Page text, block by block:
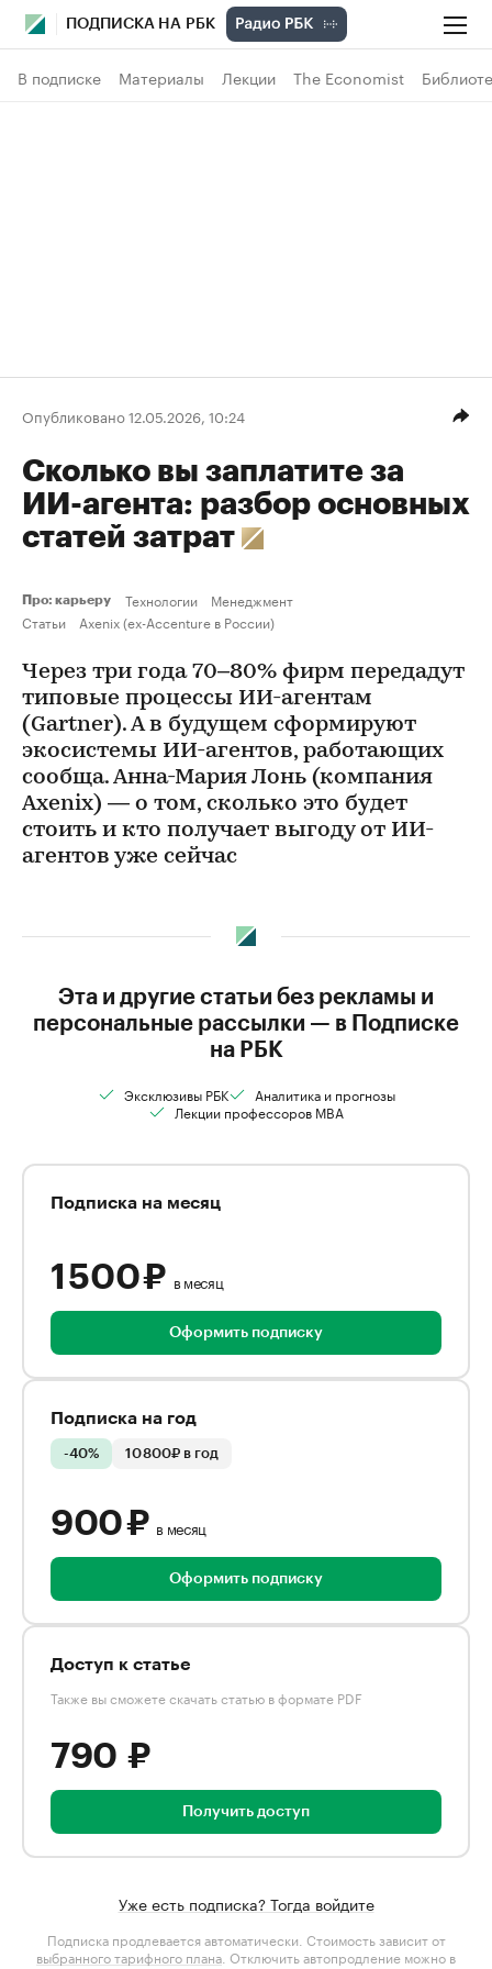
ПОДПИСКА НА РБК
В подписке Материалы Лекции The Economist
Опубликовано 12.05.2026, 10:24
Сколько вы заплатите за
ИИ-агента: разбор основных
статей затрат
Про: карьеру Технологии
Менеджмент
Статьи
Axenix (ex-Accenture в России)
Через три года 70–80% фирм передадут
типовые процессы ИИ-агентам
(Gartner). А в будущем сформируют
экосистемы ИИ-агентов, работающих
сообща. Анна-Мария Лонь (компания
Axenix) — о том, сколько это будет
стоить и кто получает выгоду от ИИ-
агентов уже сейчас
Эта и другие статьи без рекламы и
персональные рассылки — в Подписке
на РБК
Эксклюзивы РБК
Аналитика и прогнозы
Лекции профессоров MBA
Подписка на месяц
1 500 ₽ в месяц
Оформить подписку
Подписка на год
-40% 10 800₽ в год
900 ₽ в месяц
Оформить подписку
Доступ к статье
Также вы сможете скачать статью в формате PDF
790 ₽
Получить доступ
Уже есть подписка? Тогда войдите
Подписка продлевается автоматически. Стоимость зависит от
выбранного тарифного плана . Отключить автопродление можно в